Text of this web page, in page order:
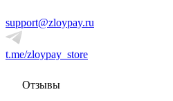
support@zloypay.ru
t.me/zloypay_store
Отзывы